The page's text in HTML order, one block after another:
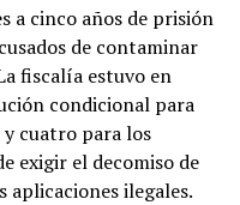
a cinco años de prisión
de contaminar
fiscalía estuvo en
condicional para
cuatro para los
exigir el decomiso de
aplicaciones ilegales.